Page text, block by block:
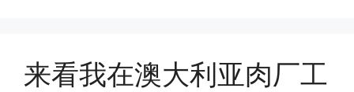
来看我在澳大利亚肉厂工